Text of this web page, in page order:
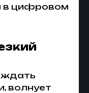
в цифровом
ждать
волнует